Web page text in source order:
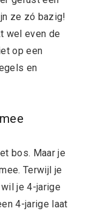
ze zó bazig!
wel even de
op een
en
bos. Maar je
Terwijl je
je 4-jarige
4-jarige laat